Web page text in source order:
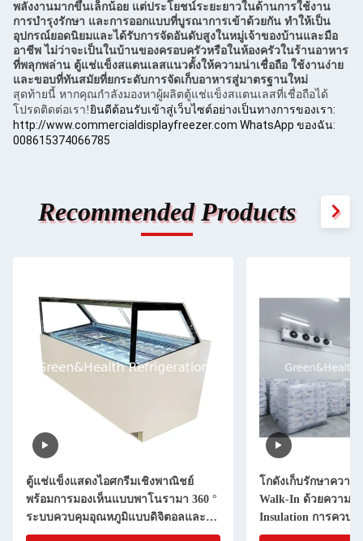
พลังงานมากขึ้นเล็กน้อย แต่ประโยชน์ระยะยาวในด้านการใช้งาน
การบำรุงรักษา และการออกแบบที่บูรณาการเข้าด้วยกัน ทำให้เป็น
อุปกรณ์ยอดนิยมและได้รับการจัดอันดับสูงในหมู่เจ้าของบ้านและมือ
อาชีพ ไม่ว่าจะเป็นในบ้านของครอบครัวหรือในห้องครัวในร้านอาหาร
ที่พลุกพล่าน ตู้แช่แข็งสแตนเลสแนวตั้งให้ความน่าเชื่อถือ ใช้งานง่าย
และขอบที่ทันสมัยที่ยกระดับการจัดเก็บอาหารสู่มาตรฐานใหม่
สุดท้ายนี้ หากคุณกำลังมองหาผู้ผลิตตู้แช่แข็งสแตนเลสที่เชื่อถือได้
โปรดติดต่อเรา!ยินดีต้อนรับเข้าสู่เว็บไซต์อย่างเป็นทางการของเรา:
http://www.commercialdisplayfreezer.com WhatsApp ของฉัน:
008615374066785
Recommended Products
ตู้แช่แข็งแสดงไอศกรีมเชิงพาณิชย์
พร้อมการมองเห็นแบบพาโนรามา 360 °
ระบบควบคุมอุณหภูมิแบบดิจิตอลและ
กระทะ GN สแตนเลส
โกดังเก็บรักษาควา
Walk-In ด้วยความห
Insulation การควบ
และการขยายแบบโ